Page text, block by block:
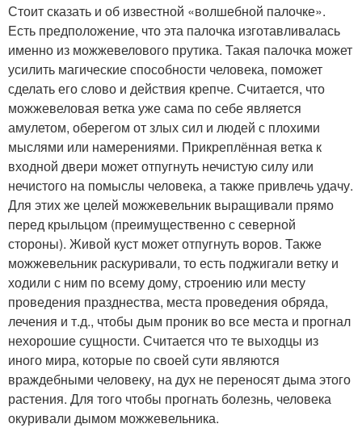
Стоит сказать и об известной «волшебной палочке».
Есть предположение, что эта палочка изготавливалась
именно из можжевелового прутика. Такая палочка может
усилить магические способности человека, поможет
сделать его слово и действия крепче. Считается, что
можжевеловая ветка уже сама по себе является
амулетом, оберегом от злых сил и людей с плохими
мыслями или намерениями. Прикреплённая ветка к
входной двери может отпугнуть нечистую силу или
нечистого на помыслы человека, а также привлечь удачу.
Для этих же целей можжевельник выращивали прямо
перед крыльцом (преимущественно с северной
стороны). Живой куст может отпугнуть воров. Также
можжевельник раскуривали, то есть поджигали ветку и
ходили с ним по всему дому, строению или месту
проведения празднества, места проведения обряда,
лечения и т.д., чтобы дым проник во все места и прогнал
нехорошие сущности. Считается что те выходцы из
иного мира, которые по своей сути являются
враждебными человеку, на дух не переносят дыма этого
растения. Для того чтобы прогнать болезнь, человека
окуривали дымом можжевельника.